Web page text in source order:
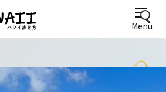
Menu